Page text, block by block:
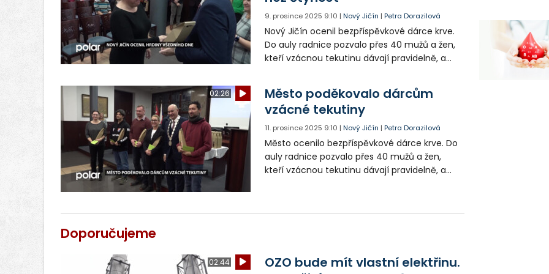
9. prosince 2025 9:10 |Nový Jičín |Petra Dorazilová
Nový Jičín ocenil bezpříspěvkové dárce krve.
Do auly radnice pozvalo přes 40 mužů a žen,
kteří vzácnou tekutinu dávají pravidelně, a
02:26
Město poděkovalo dárcům
vzácné tekutiny
11. prosince 2025 9:10 |Nový Jičín |Petra Dorazilová
Město ocenilo bezpříspěvkové dárce krve. Do
auly radnice pozvalo přes 40 mužů a žen,
kteří vzácnou tekutinu dávají pravidelně, a
Doporučujeme
02:44
OZO bude mít vlastní elektřinu.